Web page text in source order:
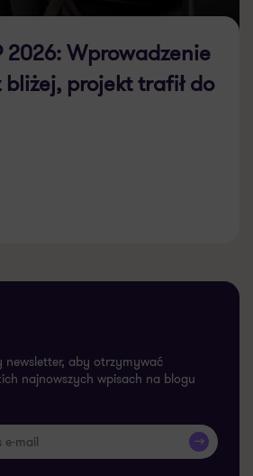
2026: Wprowadzenie
projekt trafił do
newsletter, aby otrzymywać
najnowszych wpisach na blogu
>>